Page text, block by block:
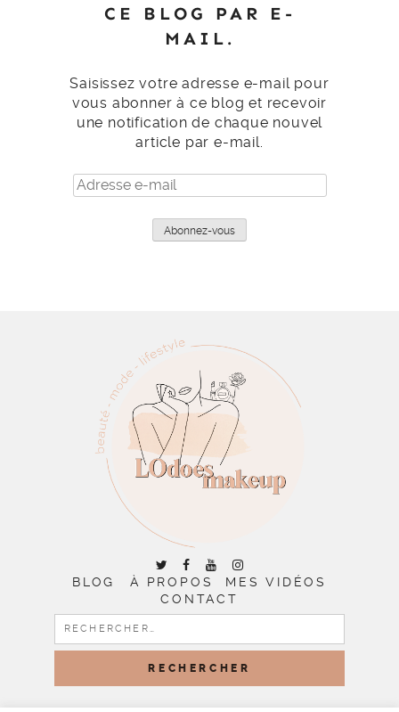
CE BLOG PAR E-
MAIL.
Saisissez votre adresse e-mail pour
vous abonner à ce blog et recevoir
une notification de chaque nouvel
article par e-mail.
Adresse
e-
Abonnez-vous
BLOG À PROPOS
MES VIDÉOS
CONTACT
RECHERCHER :